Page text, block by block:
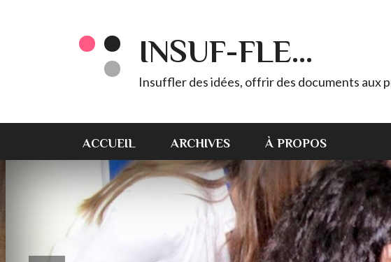
INSUF-FLE...
Insuffler des idées, offrir des documents aux
ACCUEIL ARCHIVES À PROPOS